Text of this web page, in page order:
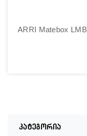
ARRI Matebox
კატეგორია